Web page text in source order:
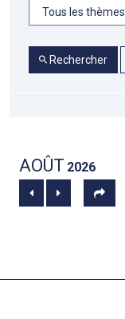
Rechercher
AOÛT 2026